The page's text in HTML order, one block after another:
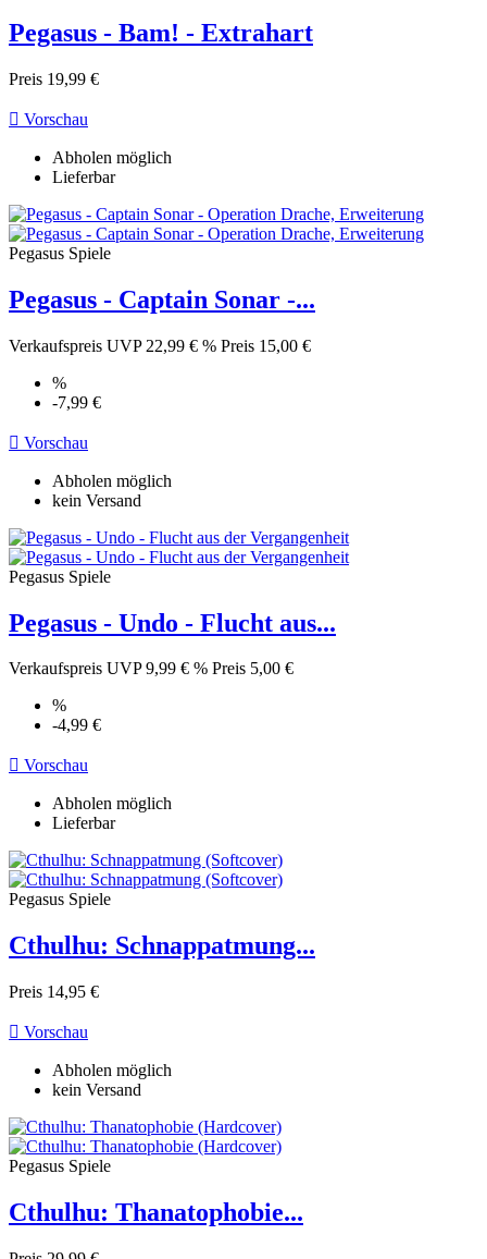
Pegasus - Bam! - Extrahart
Preis 19,99 €
 Vorschau
Abholen möglich
Lieferbar
Pegasus Spiele
Pegasus - Captain Sonar -...
Verkaufspreis UVP 22,99 € % Preis 15,00 €
%
-7,99 €
 Vorschau
Abholen möglich
kein Versand
Pegasus Spiele
Pegasus - Undo - Flucht aus...
Verkaufspreis UVP 9,99 € % Preis 5,00 €
%
-4,99 €
 Vorschau
Abholen möglich
Lieferbar
Pegasus Spiele
Cthulhu: Schnappatmung...
Preis 14,95 €
 Vorschau
Abholen möglich
kein Versand
Pegasus Spiele
Cthulhu: Thanatophobie...